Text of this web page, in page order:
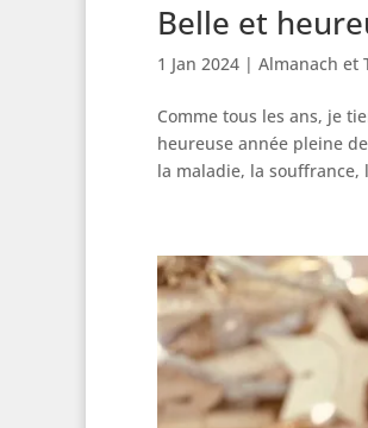
Belle et
1 Jan 2024 | Almanach et
Comme tous les ans, je
heureuse année pleine
la maladie, la souffrance,